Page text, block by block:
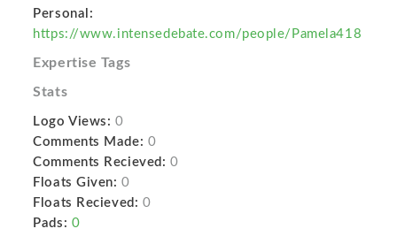
Personal:
https://www.intensedebate.com/people/Pamela418
Expertise Tags
Stats
Logo Views: 0
Comments Made: 0
Comments Recieved: 0
Floats Given: 0
Floats Recieved: 0
Pads: 0